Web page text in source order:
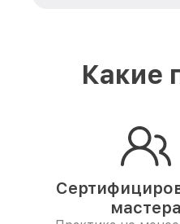
Какие
мастера